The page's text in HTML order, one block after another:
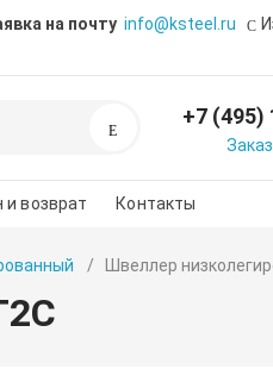
на почту info@ksteel.ru
+7 (495)
возврат Контакты
Швеллер